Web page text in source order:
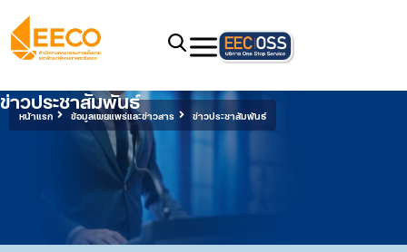
หน้าแรก ข้อมูลเผยแพร่และข่าวสาร ข่าวประชาสัมพันธ์
ข่าวประชาสัมพันธ์